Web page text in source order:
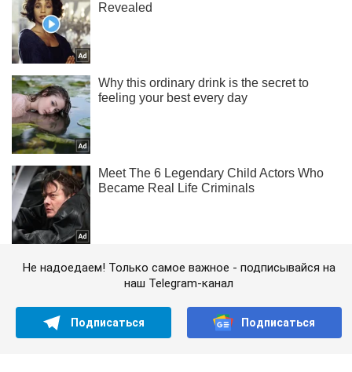
Не надоедаем! Только самое важное - подписывайся на
наш Telegram-канал
Подписаться Подписаться